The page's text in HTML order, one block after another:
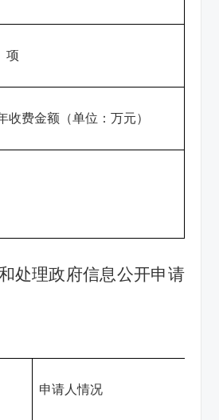
项
收费金额（单位：万元）
处理政府信息公开申请
申请人情况